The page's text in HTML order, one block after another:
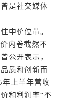
是社交媒体
中价位带。
内卷截然不
公开表示，
质和创新而
年上半年营收
和利润率“不